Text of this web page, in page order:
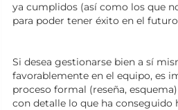
ya cumplidos (así como los que
para poder tener éxito en el
Si desea gestionarse bien a sí
favorablemente en el equipo, es
proceso formal (reseña,
con detalle lo que ha conseguido